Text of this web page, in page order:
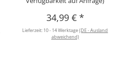
34,99 € *
Lieferzeit: 10 - 14 Werktage(DE - Ausland
abweichend)